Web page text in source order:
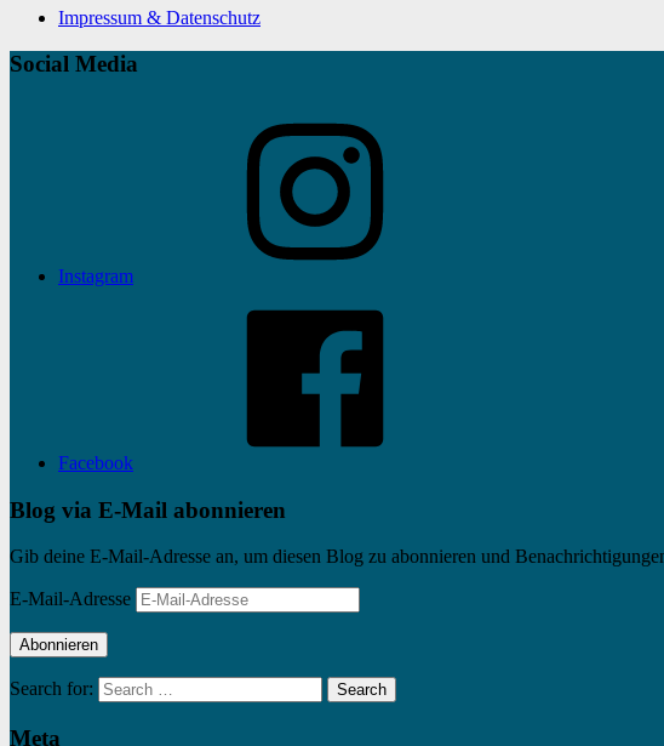
Impressum & Datenschutz
Social Media
Instagram
Facebook
Blog via E-Mail abonnieren
Gib deine E-Mail-Adresse an, um diesen Blog zu abonnieren und
E-Mail-Adresse
Abonnieren
Search for: Search
Meta